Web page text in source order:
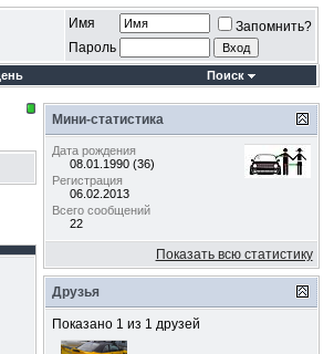
Имя
Запомнить?
Пароль
Поиск
Мини-статистика
Дата рождения
08.01.1990 (36)
Регистрация
06.02.2013
Всего сообщений
22
Показать всю статистику
Друзья
Показано 1 из 1 друзей